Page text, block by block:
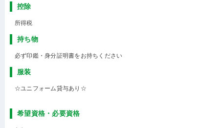
控除
所得税
持ち物
必ず印鑑・身分証明書をお持ちください
服装
☆ユニフォーム貸与あり☆
希望資格・必要資格